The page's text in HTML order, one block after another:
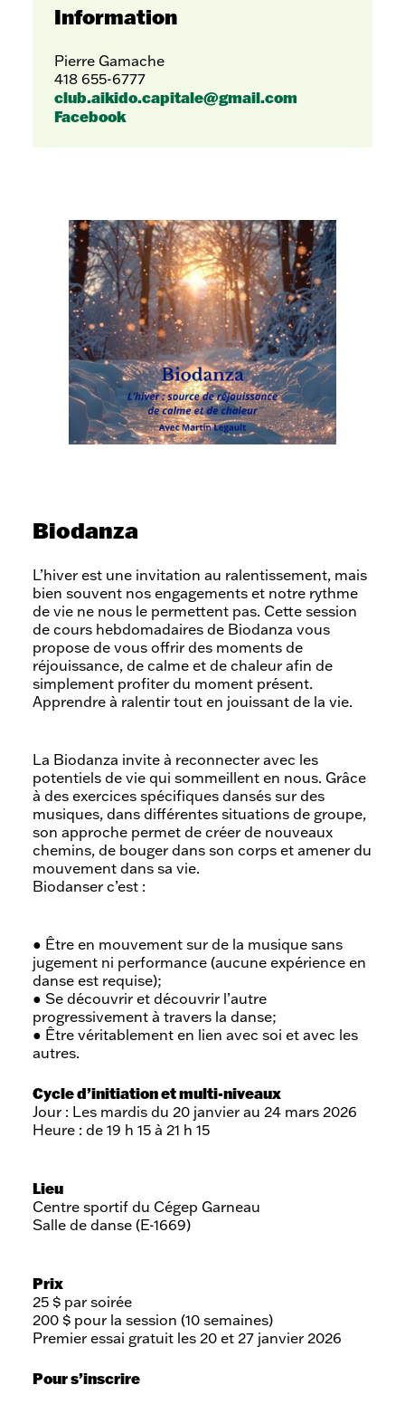
Information
Pierre Gamache
418 655-6777
club.aikido.capitale@gmail.com
Facebook
partenaires
Biodanza
L’hiver est une invitation au ralentissement, mais
bien souvent nos engagements et notre rythme
de vie ne nous le permettent pas. Cette session
de cours hebdomadaires de Biodanza vous
propose de vous offrir des moments de
réjouissance, de calme et de chaleur afin de
simplement profiter du moment présent.
Apprendre à ralentir tout en jouissant de la vie.
La Biodanza invite à reconnecter avec les
potentiels de vie qui sommeillent en nous. Grâce
à des exercices spécifiques dansés sur des
musiques, dans différentes situations de groupe,
son approche permet de créer de nouveaux
chemins, de bouger dans son corps et amener du
mouvement dans sa vie.
Biodanser c’est :
● Être en mouvement sur de la musique sans
jugement ni performance (aucune expérience en
danse est requise);
● Se découvrir et découvrir l’autre
progressivement à travers la danse;
● Être véritablement en lien avec soi et avec les
autres.
Cycle d’initiation et multi-niveaux
Jour : Les mardis du 20 janvier au 24 mars 2026
Heure : de 19 h 15 à 21 h 15
Lieu
Centre sportif du Cégep Garneau
Salle de danse (E-1669)
Prix
25 $ par soirée
200 $ pour la session (10 semaines)
Premier essai gratuit les 20 et 27 janvier 2026
Pour s’inscrire